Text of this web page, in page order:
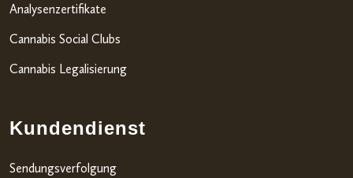
Analysenzertifikate
Cannabis Social Clubs
Cannabis Legalisierung
Kundendienst
Sendungsverfolgung